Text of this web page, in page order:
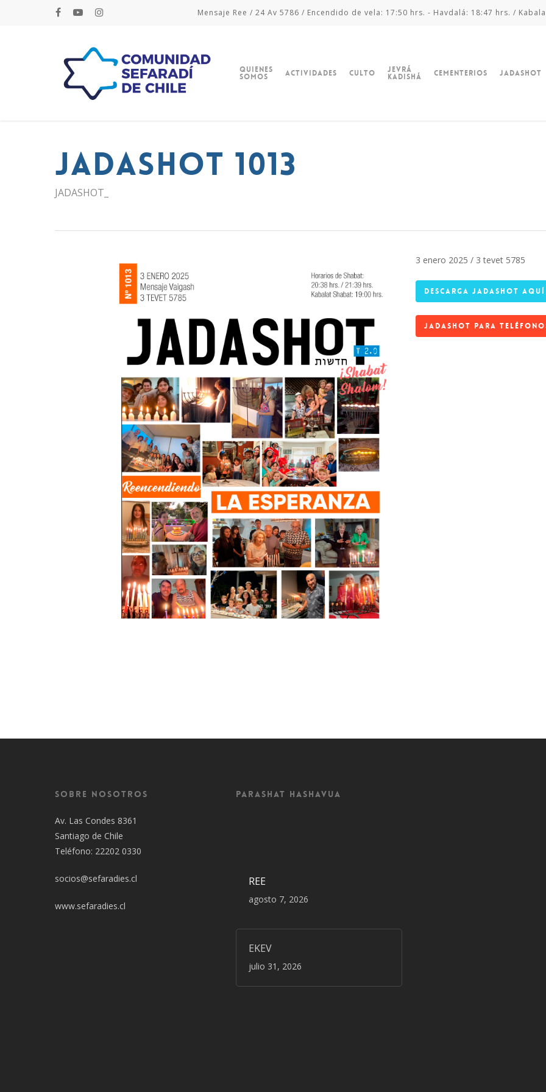
Mensaje Ree / 24 Av 5786 / Encendido de vela: 17:50 hrs. - Havdalá: 18:47 hrs. /
Hit enter to search or ESC to close
Quienes
Somos Actividades Culto Jevrá
Kadishá Cementerios Jadashot
JADASHOT 1013
JADASHOT_
3 enero 2025 / 3 tevet 5785
DESCARGA JADASHOT AQUÍ
JADASHOT PARA
Sobre Nosotros
Av. Las Condes 8361
Santiago de Chile
Teléfono: 22202 0330
socios@sefaradies.cl
www.sefaradies.cl
Parashat Hashavua
REE
agosto 7, 2026
EKEV
julio 31, 2026